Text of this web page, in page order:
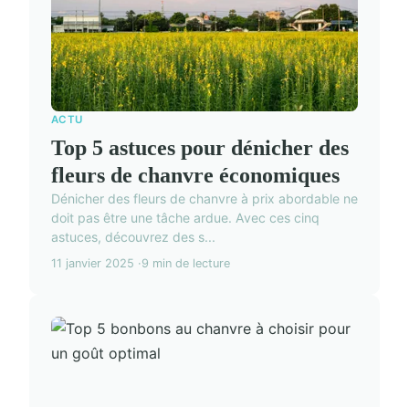
ACTU
Top 5 astuces pour dénicher des
fleurs de chanvre économiques
Dénicher des fleurs de chanvre à prix abordable ne
doit pas être une tâche ardue. Avec ces cinq
astuces, découvrez des s...
11 janvier 2025 9 min de lecture